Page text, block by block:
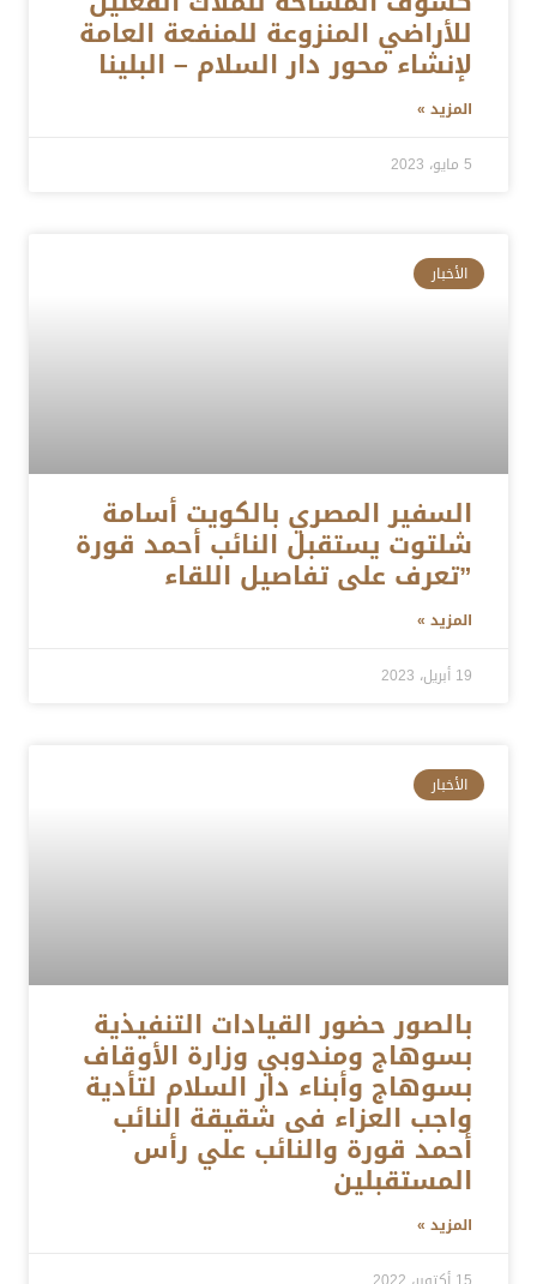
للأراضي المنزوعة للمنفعة العامة
لإنشاء محور دار السلام – البلينا
المزيد »
5 مايو، 2023
الأخبار
السفير المصري بالكويت أسامة
شلتوت يستقبل النائب أحمد قورة
”تعرف على تفاصيل اللقاء
المزيد »
19 أبريل، 2023
الأخبار
بالصور حضور القيادات التنفيذية
بسوهاج ومندوبي وزارة الأوقاف
بسوهاج وأبناء دار السلام لتأدية
واجب العزاء فى شقيقة النائب
أحمد قورة والنائب علي رأس
المستقبلين
المزيد »